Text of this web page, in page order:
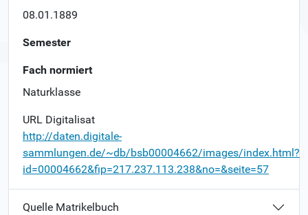
08.01.1889
Semester
Fach normiert
Naturklasse
URL Digitalisat
http://daten.digitale-
sammlungen.de/~db/bsb00004662/images/index.html?
id=00004662&fip=217.237.113.238&no=&seite=57
Quelle Matrikelbuch